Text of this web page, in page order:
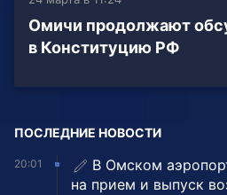
Омичи продолжают
в Конституцию РФ
ПОСЛЕДНИЕ НОВОСТИ
20:01
В Омском
на прием и выпуск